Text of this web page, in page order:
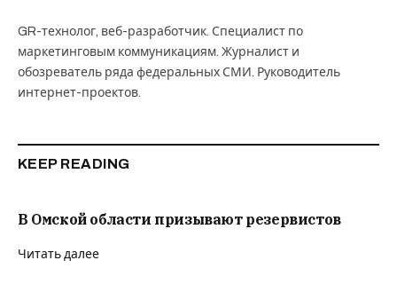
GR-технолог, веб-разработчик. Специалист по
маркетинговым коммуникациям. Журналист и
обозреватель ряда федеральных СМИ. Руководитель
интернет-проектов.
KEEP READING
В Омской области призывают резервистов
Читать далее